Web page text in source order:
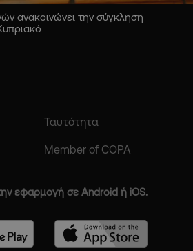
ανακοινώνει την σύγκληση
Ταυτότητα
Member of COPA
εφαρμογή σε Android ή iOS.